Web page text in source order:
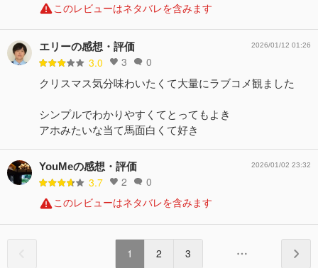
このレビューはネタバレを含みます
エリーの感想・評価
3.0 3 0
2026/01/12 01:26
クリスマス気分味わいたくて大量にラブコメ観ました
シンプルでわかりやすくてとってもよき
アホみたいな当て馬面白くて好き
YouMeの感想・評価
3.7 2 0
2026/01/02 23:32
このレビューはネタバレを含みます
1 2 3